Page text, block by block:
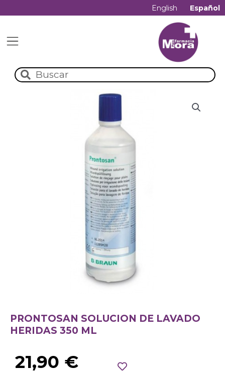
English Español
PRONTOSAN SOLUCION DE LAVADO
HERIDAS 350 ML
21,90 €